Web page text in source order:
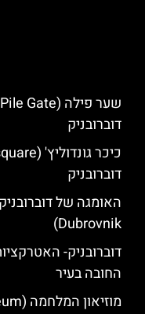
דוברובניק
דוברובניק
Dubrovnik)
דוברובניק-
החובה בעיר